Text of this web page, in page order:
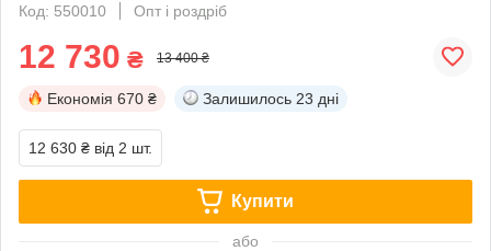
Код: 550010
Опт і роздріб
12 730 ₴ 13 400 ₴
Економія 670 ₴ Залишилось 23 дні
12 630 ₴ від 2 шт.
Купити
або